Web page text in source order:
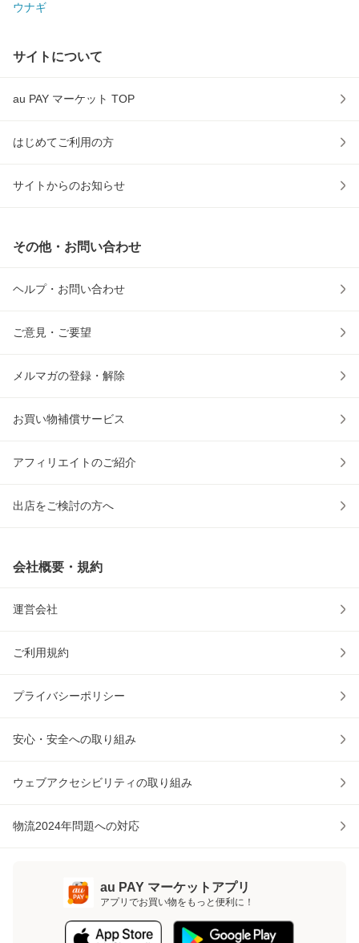
ウナギ
サイトについて
au PAY マーケット TOP
はじめてご利用の方
サイトからのお知らせ
その他・お問い合わせ
ヘルプ・お問い合わせ
ご意見・ご要望
メルマガの登録・解除
お買い物補償サービス
アフィリエイトのご紹介
出店をご検討の方へ
会社概要・規約
運営会社
ご利用規約
プライバシーポリシー
安心・安全への取り組み
ウェブアクセシビリティの取り組み
物流2024年問題への対応
au PAY マーケットアプリ
アプリでお買い物をもっと便利に！